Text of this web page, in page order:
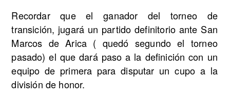
Recordar que el ganador del torneo de
transición, jugará un partido definitorio ante San
Marcos de Arica ( quedó segundo el torneo
pasado) el que dará paso a la definición con un
equipo de primera para disputar un cupo a la
división de honor.